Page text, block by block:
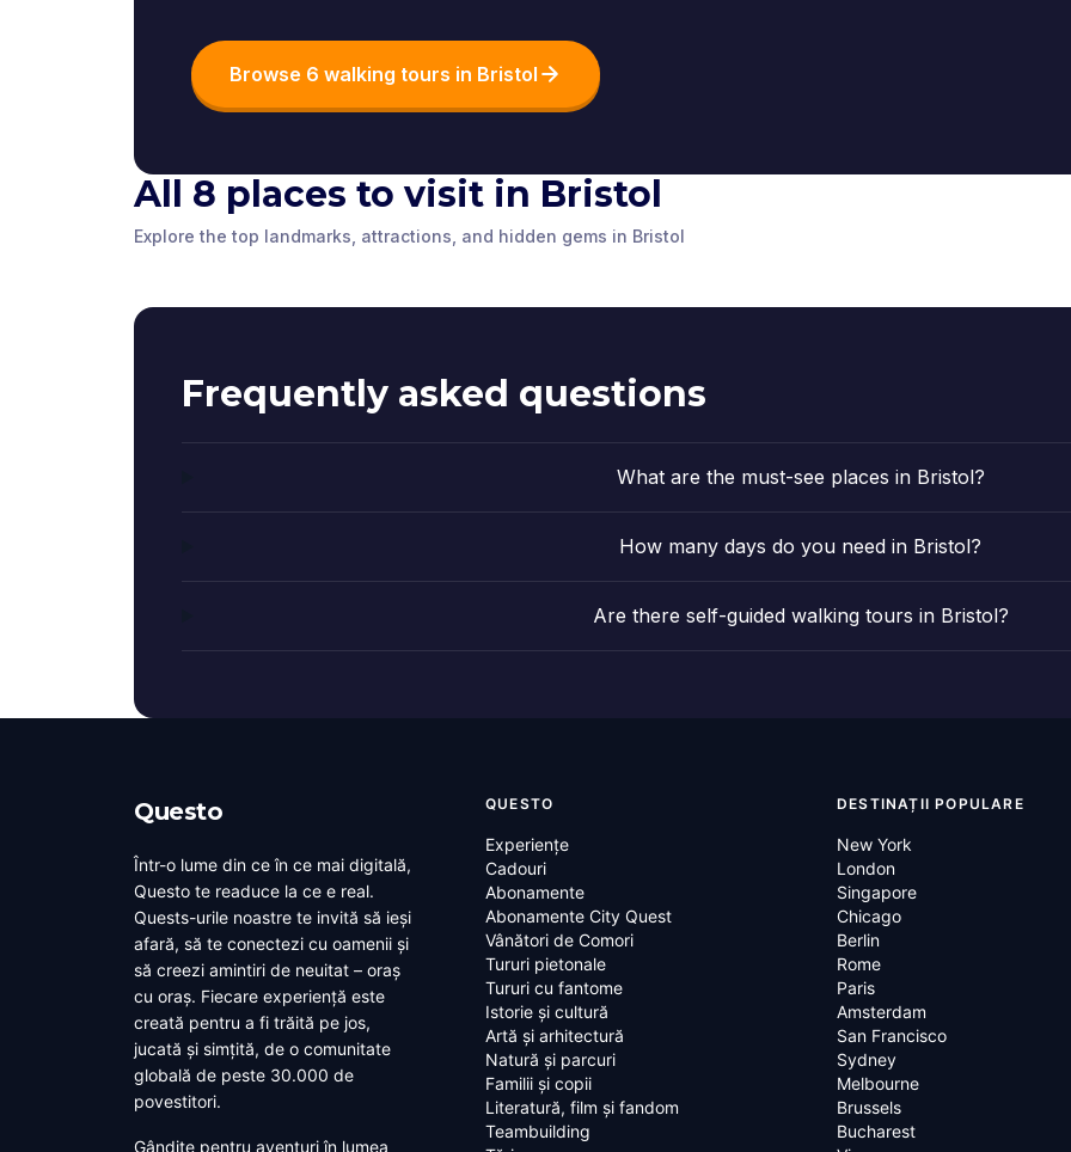
Browse 6 walking tours in Bristol
All 8 places to visit in Bristol
Explore the top landmarks, attractions, and hidden gems in Bristol
"Let it Bloom"
Banksy's - Well
Hung Lover
St Nicholas Church The Compass
Frequently asked questions
What are the must-see places in Bristol?
How many days do you need in Bristol?
Are there self-guided walking tours in Bristol?
Questo
Într-o lume din ce în ce mai digitală,
Questo te readuce la ce e real.
Quests-urile noastre te invită să ieși
afară, să te conectezi cu oamenii și
să creezi amintiri de neuitat – oraș
cu oraș. Fiecare experiență este
creată pentru a fi trăită pe jos,
jucată și simțită, de o comunitate
globală de peste 30.000 de
povestitori.
Gândite pentru aventuri în lumea
QUESTO
Experiențe
Cadouri
Abonamente
Abonamente City Quest
Vânători de Comori
Tururi pietonale
Tururi cu fantome
Istorie și cultură
Artă și arhitectură
Natură și parcuri
Familii și copii
Literatură, film și fandom
Teambuilding
DESTINAȚII POPULARE
New York
London
Singapore
Chicago
Berlin
Rome
Paris
Amsterdam
San Francisco
Sydney
Melbourne
Brussels
Bucharest